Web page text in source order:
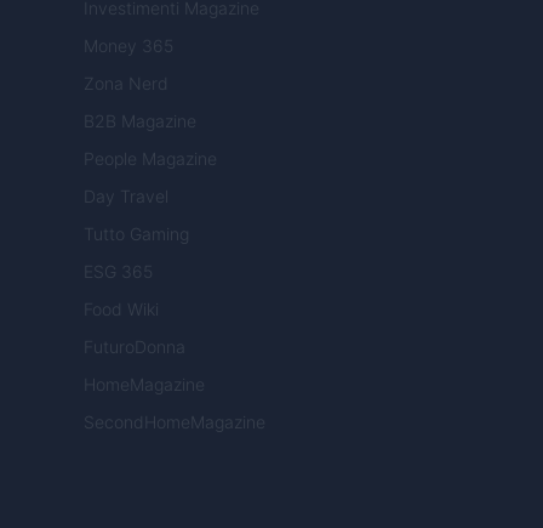
Investimenti Magazine
Money 365
Zona Nerd
B2B Magazine
People Magazine
Day Travel
Tutto Gaming
ESG 365
Food Wiki
FuturoDonna
HomeMagazine
SecondHomeMagazine